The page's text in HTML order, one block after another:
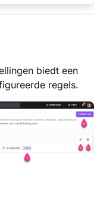
biedt een
regels.